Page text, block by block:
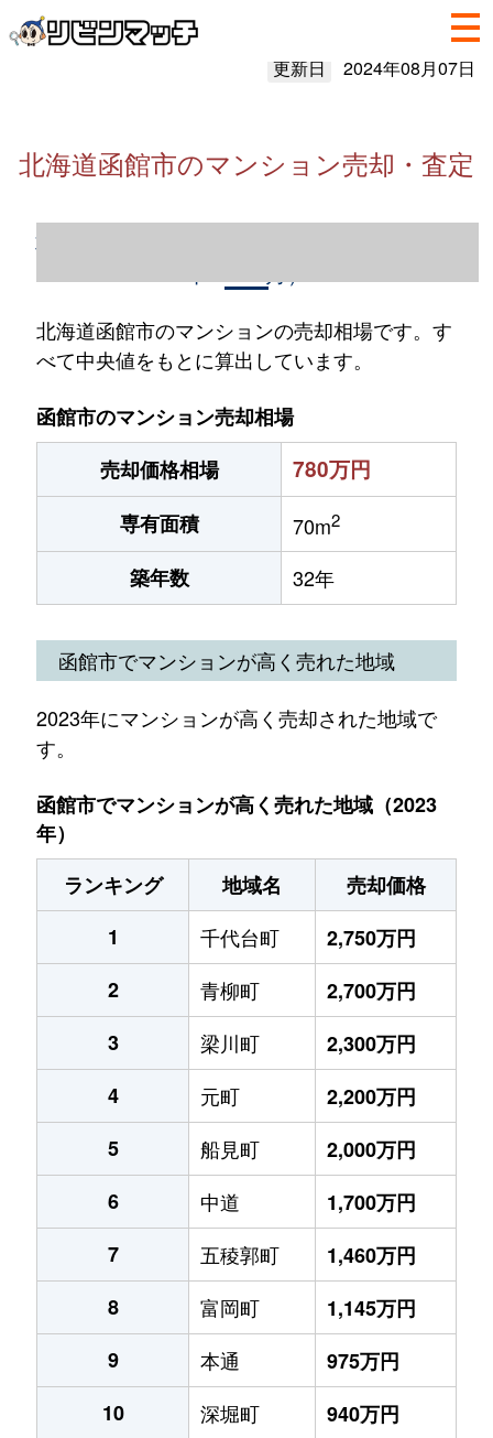
更新日 2024年08月07日
北海道函館市のマンション売却・査定
北海道函館市のマンション売却情報（2023
北海道函館市のマンションの売却相場です。す
べて中央値をもとに算出しています。
函館市のマンション売却相場
売却価格相場
780万円
専有面積 70m2
築年数 32年
函館市でマンションが高く売れた地域
2023年にマンションが高く売却された地域で
す。
函館市でマンションが高く売れた地域（2023
年）
ランキング
地域名
売却価格
1
千代台町
2,750万円
2
青柳町
2,700万円
3
梁川町
2,300万円
4
元町
2,200万円
5
船見町
2,000万円
6
中道
1,700万円
7
五稜郭町
1,460万円
8
富岡町
1,145万円
9
本通
975万円
10
深堀町 940万円